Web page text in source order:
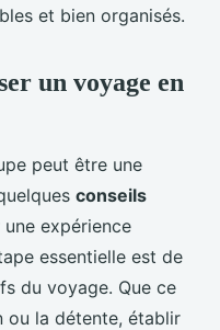
et bien organisés.
un voyage en
peut être une
conseils
expérience
essentielle est de
du voyage. Que ce
ou la détente, établir